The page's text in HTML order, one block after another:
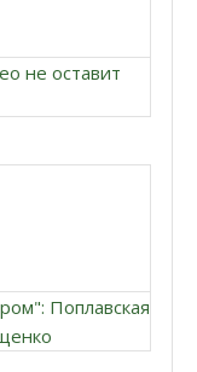
не оставит
Поплавская